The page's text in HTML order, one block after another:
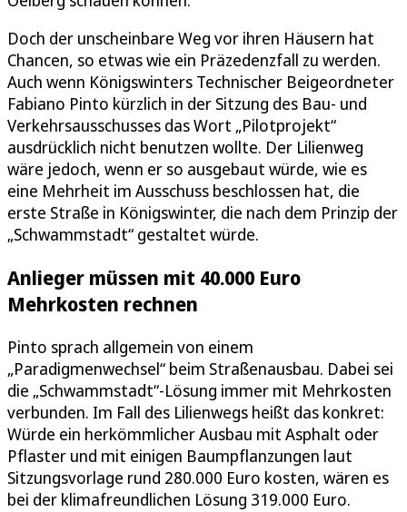
Doch der unscheinbare Weg vor ihren Häusern hat
Chancen, so etwas wie ein Präzedenzfall zu werden.
Auch wenn Königswinters Technischer Beigeordneter
Fabiano Pinto kürzlich in der Sitzung des Bau- und
Verkehrsausschusses das Wort „Pilotprojekt“
ausdrücklich nicht benutzen wollte. Der Lilienweg
wäre jedoch, wenn er so ausgebaut würde, wie es
eine Mehrheit im Ausschuss beschlossen hat, die
erste Straße in Königswinter, die nach dem Prinzip der
„Schwammstadt“ gestaltet würde.
Anlieger müssen mit 40.000 Euro
Mehrkosten rechnen
Pinto sprach allgemein von einem
„Paradigmenwechsel“ beim Straßenausbau. Dabei sei
die „Schwammstadt“-Lösung immer mit Mehrkosten
verbunden. Im Fall des Lilienwegs heißt das konkret:
Würde ein herkömmlicher Ausbau mit Asphalt oder
Pflaster und mit einigen Baumpflanzungen laut
Sitzungsvorlage rund 280.000 Euro kosten, wären es
bei der klimafreundlichen Lösung 319.000 Euro.